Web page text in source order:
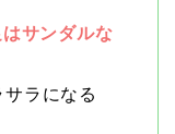
サンダルな
ラになる